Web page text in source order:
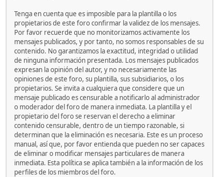
Tenga en cuenta que es imposible para la plantilla o los
propietarios de este foro confirmar la validez de los mensajes.
Por favor recuerde que no monitorizamos activamente los
mensajes publicados, y por tanto, no somos responsables de su
contenido. No garantizamos la exactitud, integridad o utilidad
de ninguna información presentada. Los mensajes publicados
expresan la opinión del autor, y no necesariamente las
opiniones de este foro, su plantilla, sus subsidiarios, o los
propietarios. Se invita a cualquiera que considere que un
mensaje publicado es censurable a notificarlo al administrador
o moderador del foro de manera inmediata. La plantilla y el
propietario del foro se reservan el derecho a eliminar
contenido censurable, dentro de un tiempo razonable, si
determinan que la eliminación es necesaria. Este es un proceso
manual, así que, por favor entienda que pueden no ser capaces
de eliminar o modificar mensajes particulares de manera
inmediata. Esta política se aplica también a la información de los
perfiles de los miembros del foro.